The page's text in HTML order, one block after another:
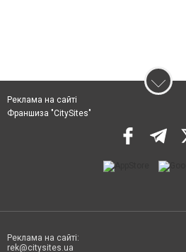
Реклама на сайті
Франшиза "CitySites"
Реклама на сайті:
rek@citysites.ua